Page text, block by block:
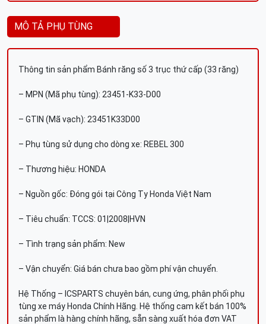
MÔ TẢ PHỤ TÙNG
Thông tin sản phẩm Bánh răng số 3 trục thứ cấp (33 răng)
– MPN (Mã phụ tùng): 23451-K33-D00
– GTIN (Mã vạch): 23451K33D00
– Phụ tùng sử dụng cho dòng xe: REBEL 300
– Thương hiệu: HONDA
– Nguồn gốc: Đóng gói tại Công Ty Honda Việt Nam
– Tiêu chuẩn: TCCS: 01|2008|HVN
– Tình trạng sản phẩm: New
– Vận chuyển: Giá bán chưa bao gồm phí vận chuyển.
Hệ Thống – ICSPARTS chuyên bán, cung ứng, phân phối phụ
tùng xe máy Honda Chính Hãng. Hệ thống cam kết bán 100%
sản phẩm là hàng chính hãng, sẵn sàng xuất hóa đơn VAT